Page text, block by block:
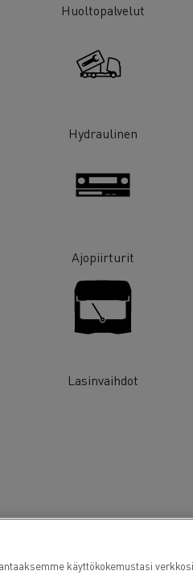
Huoltopalvelut
Hydraulinen
Ajopiirturit
Lasinvaihdot
käyttökokemustasi